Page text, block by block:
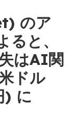
のア
と、
はAI関
ドル
) に